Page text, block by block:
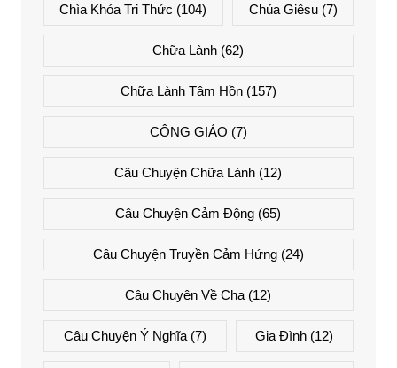
Chìa Khóa Tri Thức (104) Chúa Giêsu(7)
Chữa Lành (62)
Chữa Lành Tâm Hồn(157)
CÔNG GIÁO (7)
Câu Chuyện Chữa Lành (12)
Câu Chuyện Cảm Động (65)
Câu Chuyện Truyền Cảm Hứng(24)
Câu Chuyện Về Cha (12)
Câu Chuyện Ý Nghĩa(7) Gia Đình (12)